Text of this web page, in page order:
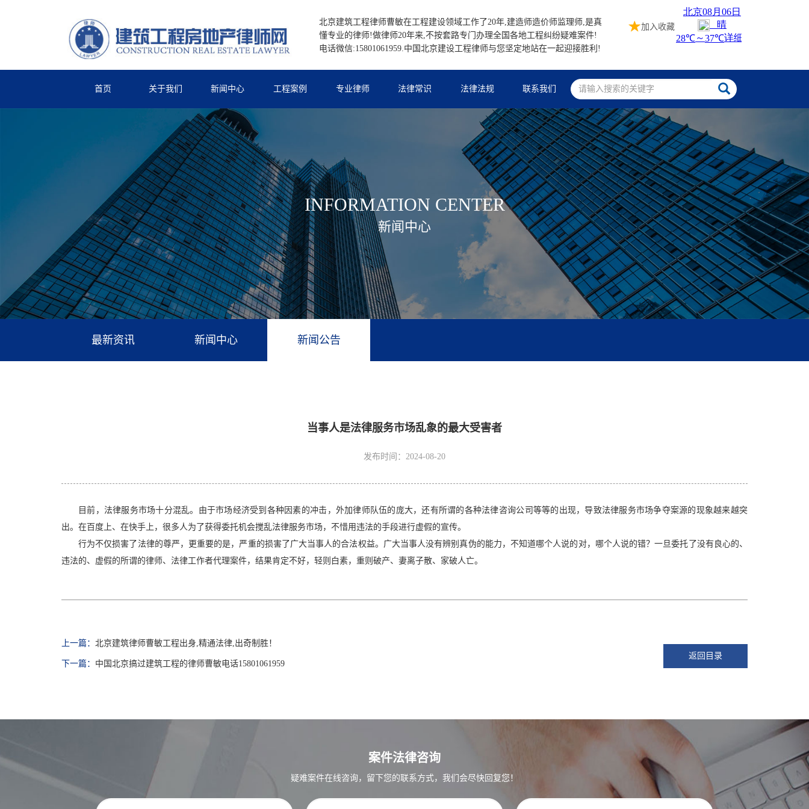
北京建筑工程律师曹敏在工程建设领域工作了20年,建造师造价师监理师,是真
懂专业的律师!做律师20年来,不按套路专门办理全国各地工程纠纷疑难案件!
电话微信:15801061959.中国北京建设工程律师与您坚定地站在一起迎接胜利!
加入收藏
首页 关于我们 新闻中心 工程案例 专业律师 法律常识 法律法规 联系我们
INFORMATION CENTER
新闻中心
最新资讯 新闻中心 新闻公告
当事人是法律服务市场乱象的最大受害者
发布时间：2024-08-20
目前，法律服务市场十分混乱。由于市场经济受到各种因素的冲击，外加律师队伍的庞大，还有所谓的各种法律咨询公司等等的出现，导致法律服务市场争夺案源的现象越来越突
出。在百度上、在快手上，很多人为了获得委托机会搅乱法律服务市场，不惜用违法的手段进行虚假的宣传。
行为不仅损害了法律的尊严，更重要的是，严重的损害了广大当事人的合法权益。广大当事人没有辨别真伪的能力，不知道哪个人说的对，哪个人说的错？一旦委托了没有良心的、
违法的、虚假的所谓的律师、法律工作者代理案件，结果肯定不好，轻则白素，重则破产、妻离子散、家破人亡。
上一篇： 北京建筑律师曹敏工程出身,精通法律,出奇制胜！
下一篇： 中国北京搞过建筑工程的律师曹敏电话15801061959
返回目录
案件法律咨询
疑难案件在线咨询，留下您的联系方式，我们会尽快回复您！